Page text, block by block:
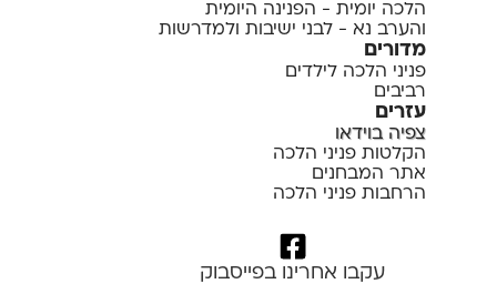
הלכה יומית - הפנינה היומית
והערב נא - לבני ישיבות ולמדרשות
מדורים
פניני הלכה לילדים
רביבים
עזרים
צפיה בוידאו
הקלטות פניני הלכה
אתר המבחנים
הרחבות פניני הלכה
עקבו אחרינו בפייסבוק